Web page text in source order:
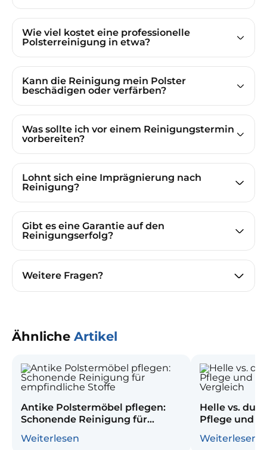
Wie viel kostet eine professionelle
Polsterreinigung in etwa?
Kann die Reinigung mein Polster
beschädigen oder verfärben?
Was sollte ich vor einem Reinigungstermin
vorbereiten?
Lohnt sich eine Imprägnierung nach
Reinigung?
Gibt es eine Garantie auf den
Reinigungserfolg?
Weitere Fragen?
Ähnliche Artikel
Antike Polstermöbel pflegen:
Schonende Reinigung für
Weiterlesen
Helle vs.
Pflege und
Weiterlesen